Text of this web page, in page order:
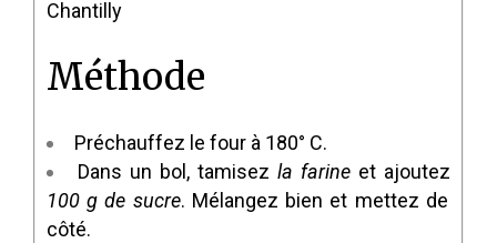
Chantilly
Méthode
Préchauffez le four à 180° C.
Dans un bol, tamisez la farine et ajoutez
100 g de sucre. Mélangez bien et mettez de
côté.